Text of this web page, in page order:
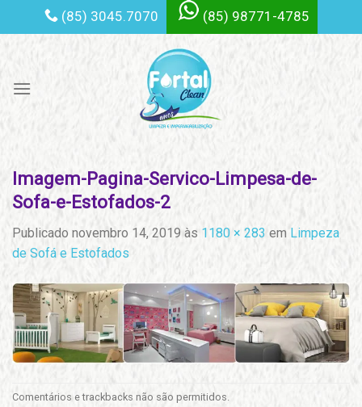
(85) 3045.7070 (85) 98771-4785
Imagem-Pagina-Servico-Limpesa-de-
Sofa-e-Estofados-2
Publicado novembro 14, 2019 às 1180 × 283 em Limpeza
de Sofá e Estofados
Comentários e trackbacks não são permitidos.